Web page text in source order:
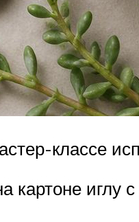
классе
картоне иглу